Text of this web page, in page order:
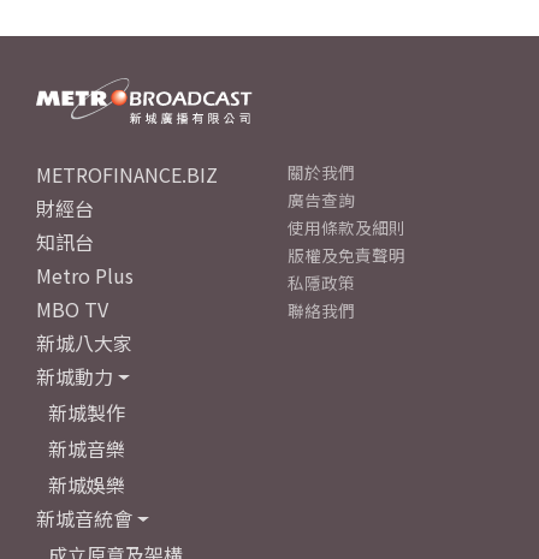
METROFINANCE.BIZ
財經台
知訊台
Metro Plus
MBO TV
新城八大家
新城動力
新城製作
新城音樂
新城娛樂
新城音統會
關於我們
廣告查詢
使用條款及細則
版權及免責聲明
私隱政策
聯絡我們